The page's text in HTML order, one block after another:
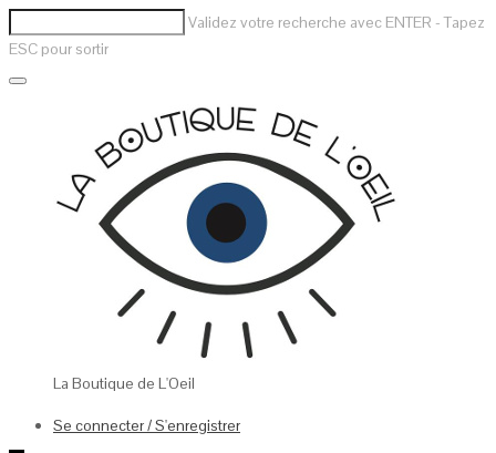
Validez votre recherche avec ENTER - Tapez
ESC pour sortir
La Boutique de L'Oeil
Se connecter / S'enregistrer